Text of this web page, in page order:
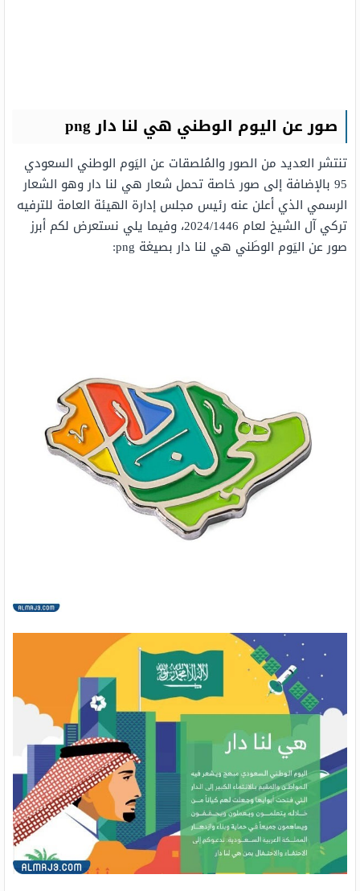
صور عن اليوم الوطني هي لنا دار png
تنتشر العديد من الصور والمُلصقات عن اليَوم الوطني السعودي
95 بالإضافة إلى صور خاصة تحمل شعار هي لنا دار وهو الشعار
الرسمي الذي أعلن عنه رئيس مجلس إدارة الهيئة العامة للترفيه
تركي آل الشيخ لعام 2024/1446، وفيما يلي نستعرض لكم أبرز
صور عن اليَوم الوطَني هي لنا دار بصيغة png: